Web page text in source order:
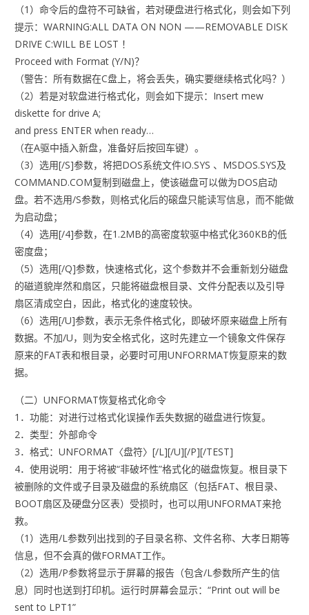
（1）命令后的盘符不可缺省，若对硬盘进行格式化，则会如下列
提示：WARNING:ALL DATA ON NON ——REMOVABLE DISK
DRIVE C:WILL BE LOST ！
Proceed with Format (Y/N)？
（警告：所有数据在C盘上，将会丢失，确实要继续格式化吗？）
（2）若是对软盘进行格式化，则会如下提示：Insert mew
diskette for drive A;
and press ENTER when ready…
（在A驱中插入新盘，准备好后按回车键）。
（3）选用[/S]参数，将把DOS系统文件IO.SYS 、MSDOS.SYS及
COMMAND.COM复制到磁盘上，使该磁盘可以做为DOS启动
盘。若不选用/S参数，则格式化后的磙盘只能读写信息，而不能做
为启动盘；
（4）选用[/4]参数，在1.2MB的高密度软驱中格式化360KB的低
密度盘；
（5）选用[/Q]参数，快速格式化，这个参数并不会重新划分磁盘
的磁道貌岸然和扇区，只能将磁盘根目录、文件分配表以及引导
扇区清成空白，因此，格式化的速度较快。
（6）选用[/U]参数，表示无条件格式化，即破坏原来磁盘上所有
数据。不加/U，则为安全格式化，这时先建立一个镜象文件保存
原来的FAT表和根目录，必要时可用UNFORRMAT恢复原来的数
据。
（二）UNFORMAT恢复格式化命令
1．功能：对进行过格式化误操作丢失数据的磁盘进行恢复。
2．类型：外部命令
3．格式：UNFORMAT〈盘符〉[/L][/U][/P][/TEST]
4．使用说明：用于将被“非破坏性”格式化的磁盘恢复。根目录下
被删除的文件或子目录及磁盘的系统扇区（包括FAT、根目录、
BOOT扇区及硬盘分区表）受损时，也可以用UNFORMAT来抢
救。
（1）选用/L参数列出找到的子目录名称、文件名称、大孝日期等
信息，但不会真的做FORMAT工作。
（2）选用/P参数将显示于屏幕的报告（包含/L参数所产生的信
息）同时也送到打印机。运行时屏幕会显示：“Print out will be
sent to LPT1”